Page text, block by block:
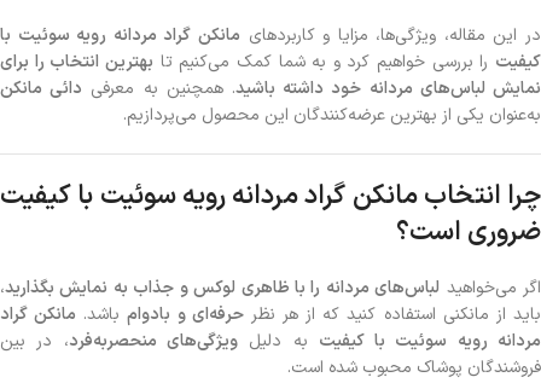
در این مقاله، ویژگی‌ها، مزایا و کاربردهای مانکن گراد مردانه رویه سوئیت با
کیفیت را بررسی خواهیم کرد و به شما کمک می‌کنیم تا بهترین انتخاب را برای
نمایش لباس‌های مردانه خود داشته باشید. همچنین به معرفی دائی مانکن
به‌عنوان یکی از بهترین عرضه‌کنندگان این محصول می‌پردازیم.
چرا انتخاب مانکن گراد مردانه رویه سوئیت با کیفیت
ضروری است؟
اگر می‌خواهید لباس‌های مردانه را با ظاهری لوکس و جذاب به نمایش بگذارید،
باید از مانکنی استفاده کنید که از هر نظرحرفه‌ای و بادوامباشد. مانکن گراد
مردانه رویه سوئیت با کیفیت به دلیلویژگی‌های منحصربه‌فرد، در بین
فروشندگان پوشاک محبوب شده است.